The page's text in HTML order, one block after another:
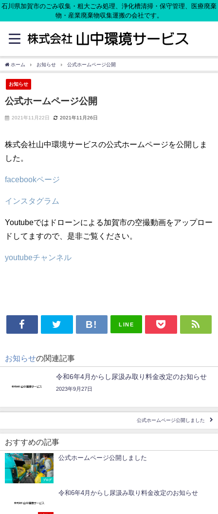
石川県加賀市のごみ収集・粗大ごみ処理、浄化槽清掃・保守管理、医療廃棄
物・産業廃棄物収集運搬の会社です。
ホーム お知らせ 公式ホームページ公開
お知らせ
公式ホームページ公開
2021年11月22日 2021年11月26日
株式会社山中環境サービスの公式ホームページを公開しま
した。
facebookページ
インスタグラム
Youtubeではドローンによる加賀市の空撮動画をアップロー
ドしてますので、是非ご覧ください。
youtubeチャンネル
LINE
お知らせの関連記事
令和6年4月からし尿汲み取り料金改定のお知らせ
2023年9月27日
公式ホームページ公開しました
おすすめの記事
ブログ
公式ホームページ公開しました
令和6年4月からし尿汲み取り料金改定のお知らせ